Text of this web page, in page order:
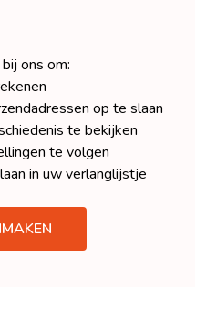
ons om:
op te slaan
te bekijken
te volgen
in uw verlanglijstje